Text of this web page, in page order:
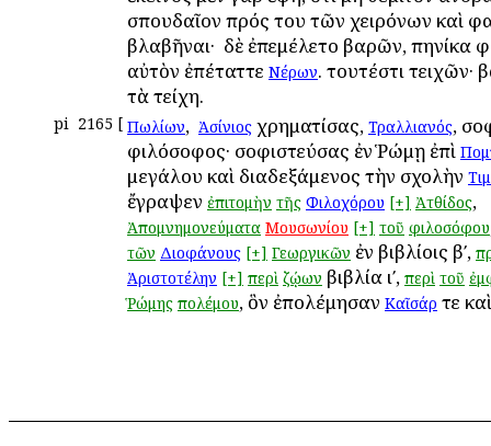
σπουδαῖον πρός του τῶν χειρόνων καὶ
βλαβῆναι· ὁ δὲ ἐπεμέλετο βαρῶν, ὁπηνίκα
αὐτὸν ἐπέταττε Νέρων. τουτέστι τειχῶν·
τὰ τείχη.
pi 2165 [ Πωλίων, ὁ Ἀσίνιος χρηματίσας, Τραλλιανός,
φιλόσοφος· σοφιστεύσας ἐν Ῥώμῃ ἐπὶ
μεγάλου καὶ διαδεξάμενος τὴν σχολὴν
ἔγραψεν ἐπιτομὴν τῆς Φιλοχόρου [+] Ἀτθίδος,
Ἀπομνημονεύματα Μουσωνίου [+] τοῦ φιλοσόφου
τῶν Διοφάνους [+] Γεωργικῶν ἐν βιβλίοις βʹ,
Ἀριστοτέλην [+] περὶ ζῴων βιβλία ιʹ, περὶ τοῦ
Ῥώμης πολέμου, ὃν ἐπολέμησαν Καῖσάρ τε